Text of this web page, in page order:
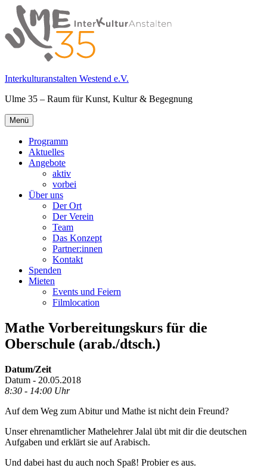
Springe
zum
Inhalt
Interkulturanstalten Westend e.V.
Ulme 35 – Raum für Kunst, Kultur & Begegnung
Primäres
Menü
Menü
Programm
Aktuelles
Angebote
aktiv
vorbei
Über uns
Der Ort
Der Verein
Team
Das Konzept
Partner:innen
Kontakt
Spenden
Mieten
Events und Feiern
Filmlocation
Mathe Vorbereitungskurs für die
Oberschule (arab./dtsch.)
Datum/Zeit
Datum - 20.05.2018
8:30 - 14:00 Uhr
Auf dem Weg zum Abitur und Mathe ist nicht dein Freund?
Unser ehrenamtlicher Mathelehrer Jalal übt mit dir die deutschen
Aufgaben und erklärt sie auf Arabisch.
Und dabei hast du auch noch Spaß! Probier es aus.